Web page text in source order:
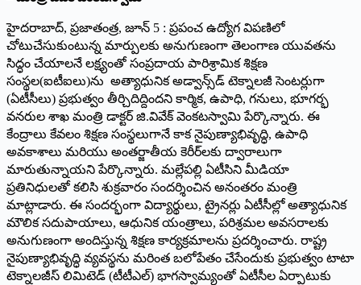
హైదరాబాద్, ప్రజాతంత్ర, జూన్ 5 : ప్రపంచ ఉద్యోగ విపణిలో
చోటుచేసుకుంటున్న మార్పులకు అనుగుణంగా తెలంగాణ యువతను
సిద్ధం చేయాలనే లక్ష్యంతో సంప్రదాయ పారిశ్రామిక శిక్షణ
సంస్థల(ఐటీఐలు)ను అత్యాధునిక అడ్వాన్స్‌డ్ టెక్నాలజీ సెంటర్లుగా
(ఏటీసీలు) ప్రభుత్వం తీర్చిదిద్దిందని కార్మిక, ఉపాధి, గనులు, భూగర్భ
వనరుల శాఖ మంత్రి డాక్టర్ జి.వివేక్ వెంకటస్వామి పేర్కొన్నారు. ఈ
కేంద్రాలు కేవలం శిక్షణ సంస్థలుగానే కాక నైపుణ్యాభివృద్ధి, ఉపాధి
అవకాశాలు మరియు అంతర్జాతీయ కెరీర్‌లకు ద్వారాలుగా
మారుతున్నాయని పేర్కొన్నారు. మల్లేపల్లి ఏటీసిని మీడియా
ప్రతినిధులతో కలిసి శుక్రవారం సందర్శించిన అనంతరం మంత్రి
మాట్లాడారు. ఈ సందర్భంగా విద్యార్థులు, ట్రైనర్లు ఏటీసీల్లో అత్యాధునిక
మౌలిక సదుపాయాలు, ఆధునిక యంత్రాలు, పరిశ్రమల అవసరాలకు
అనుగుణంగా అందిస్తున్న శిక్షణ కార్యక్రమాలను ప్రదర్శించారు. రాష్ట్ర
నైపుణ్యాభివృద్ధి వ్యవస్థను మరింత బలోపేతం చేసేందుకు ప్రభుత్వం టాటా
టెక్నాలజీస్ లిమిటెడ్ (టీటీఎల్) భాగస్వామ్యంతో ఏటీసీల ఏర్పాటుకు